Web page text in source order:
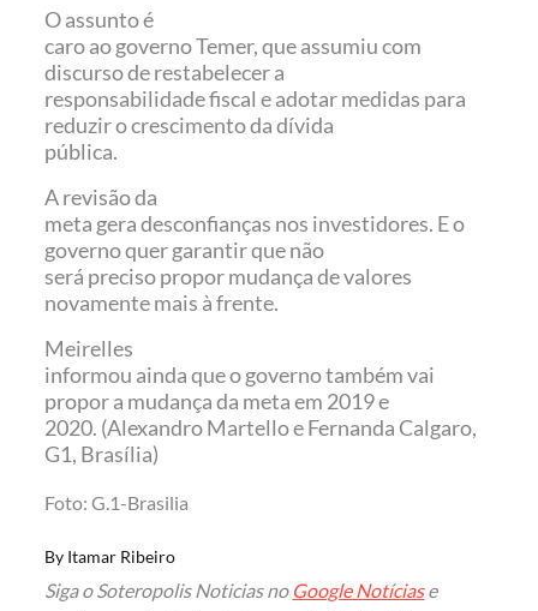
O assunto é
caro ao governo Temer, que assumiu com
discurso de restabelecer a
responsabilidade fiscal e adotar medidas para
reduzir o crescimento da dívida
pública.
A revisão da
meta gera desconfianças nos investidores. E o
governo quer garantir que não
será preciso propor mudança de valores
novamente mais à frente.
Meirelles
informou ainda que o governo também vai
propor a mudança da meta em 2019 e
2020. (Alexandro Martello e Fernanda Calgaro,
G1, Brasília)
Foto: G.1-Brasilia
By Itamar Ribeiro
Siga o Soteropolis Noticias no Google Notíciase